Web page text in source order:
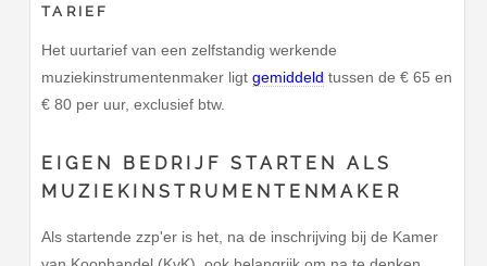
TARIEF
Het uurtarief van een zelfstandig werkende
muziekinstrumentenmaker ligtgemiddeld tussen de € 65 en
€ 80 per uur, exclusief btw.
EIGEN BEDRIJF STARTEN ALS
MUZIEKINSTRUMENTENMAKER
Als startende zzp'er is het, na de inschrijving bij de Kamer